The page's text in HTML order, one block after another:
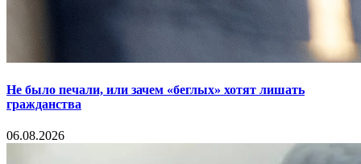
Не было печали, или зачем «беглых» хотят лишать
гражданства
06.08.2026